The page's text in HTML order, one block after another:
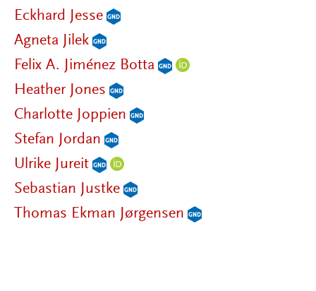
Eckhard Jesse
Agneta Jilek
Felix A. Jiménez Botta
Heather Jones
Charlotte Joppien
Stefan Jordan
Ulrike Jureit
Sebastian Justke
Thomas Ekman Jørgensen